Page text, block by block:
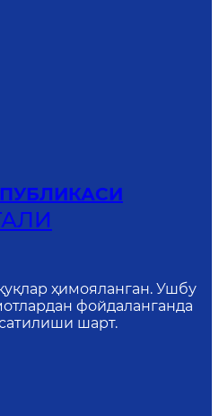
ҳимояланган. Ушбу
фойдаланганда
шарт.